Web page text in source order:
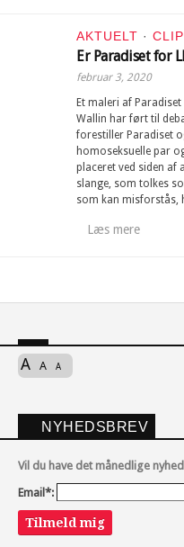
AKTUELT · CLIP
Er Paradiset for
februar 3, 2020
Et maleri af
Wallin har ført til
forestiller Paradiset
homoseksuelle par
placeret ved siden af
slange, som tolkes
som kan
Læs mere
A A A
NYHEDSBREV
Vil du have det månedlige
Email*:
Tilmeld mig